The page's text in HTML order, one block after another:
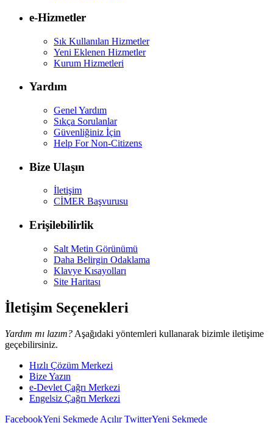
e-Hizmetler
Sık Kullanılan Hizmetler
Yeni Eklenen Hizmetler
Kurum Hizmetleri
Yardım
Genel Yardım
Sıkça Sorulanlar
Güvenliğiniz İçin
Help For Non-Citizens
Bize Ulaşın
İletişim
CİMER Başvurusu
Erişilebilirlik
Salt Metin Görünümü
Daha Belirgin Odaklama
Klavye Kısayolları
Site Haritası
İletişim Seçenekleri
Yardım mı lazım? Aşağıdaki yöntemleri kullanarak bizimle iletişime
geçebilirsiniz.
Hızlı Çözüm Merkezi
Bize Yazın
e-Devlet Çağrı Merkezi
Engelsiz Çağrı Merkezi
FacebookYeni Sekmede AçılırTwitterYeni Sekmede